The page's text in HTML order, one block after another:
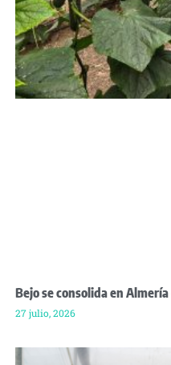
Bejo se consolida en
27 julio, 2026